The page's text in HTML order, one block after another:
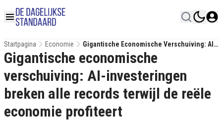
Startpagina Economie
Gigantische Economische Verschuiving: AI-
Investeringen Breken Alle Records Terwijl
De Reële Economie Profiteert
Gigantische economische
verschuiving: AI-investeringen
breken alle records terwijl de reële
economie profiteert